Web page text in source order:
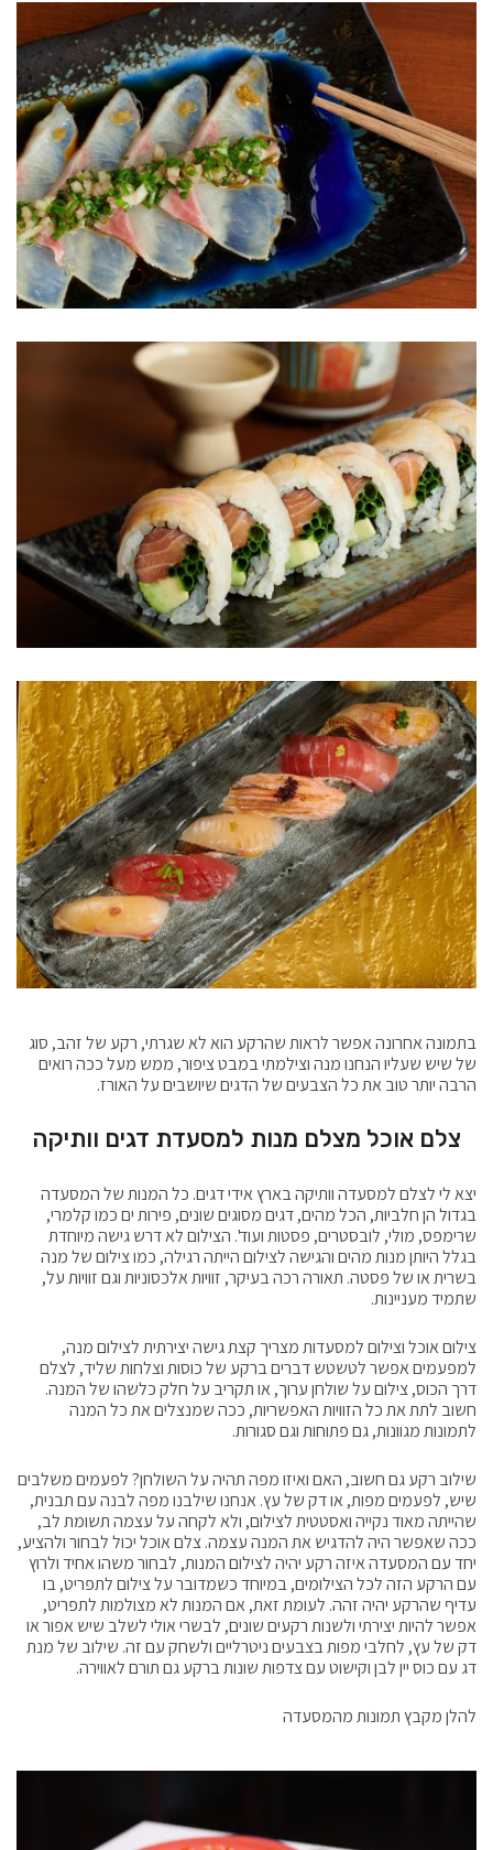
בתמונה אחרונה אפשר לראות שהרקע הוא לא שגרתי, רקע של זהב, סוג
של שיש שעליו הנחנו מנה וצילמתי במבט ציפור, ממש מעל ככה רואים
הרבה יותר טוב את כל הצבעים של הדגים שיושבים על האורז.
צלם אוכל מצלם מנות למסעדת דגים וותיקה
יצא לי לצלם למסעדה וותיקה בארץ אידי דגים. כל המנות של המסעדה
בגדול הן חלביות, הכל מהים, דגים מסוגים שונים, פירות ים כמו קלמרי,
שרימפס, מולי, לובסטרים, פסטות ועוד'. הצילום לא דרש גישה מיוחדת
בגלל היותן מנות מהים והגישה לצילום הייתה רגילה, כמו צילום של מנה
בשרית או של פסטה. תאורה רכה בעיקר, זוויות אלכסוניות וגם זוויות על,
שתמיד מעניינות.
צילום אוכל וצילום למסעדות מצריך קצת גישה יצירתית לצילום מנה,
למפעמים אפשר לטשטש דברים ברקע של כוסות וצלחות שליד, לצלם
דרך הכוס, צילום על שולחן ערוך, או תקריב על חלק כלשהו של המנה.
חשוב לתת את כל הזוויות האפשריות, ככה שמנצלים את כל המנה
לתמונות מגוונות, גם פתוחות וגם סגורות.
שילוב רקע גם חשוב, האם ואיזו מפה תהיה על השולחן? לפעמים משלבים
שיש, לפעמים מפות, או דק של עץ. אנחנו שילבנו מפה לבנה עם תבנית,
שהייתה מאוד נקייה ואסטטית לצילום, ולא לקחה על עצמה תשומת לב,
ככה שאפשר היה להדגיש את המנה עצמה. צלם אוכל יכול לבחור ולהציע,
יחד עם המסעדה איזה רקע יהיה לצילום המנות, לבחור משהו אחיד ולרוץ
עם הרקע הזה לכל הצילומים, במיוחד כשמדובר על צילום לתפריט, בו
עדיף שהרקע יהיה זהה. לעומת זאת, אם המנות לא מצולמות לתפריט,
אפשר להיות יצירתי ולשנות רקעים שונים, לבשרי אולי לשלב שיש אפור או
דק של עץ, לחלבי מפות בצבעים ניטרליים ולשחק עם זה. שילוב של מנת
דג עם כוס יין לבן וקישוט עם צדפות שונות ברקע גם תורם לאווירה.
להלן מקבץ תמונות מהמסעדה